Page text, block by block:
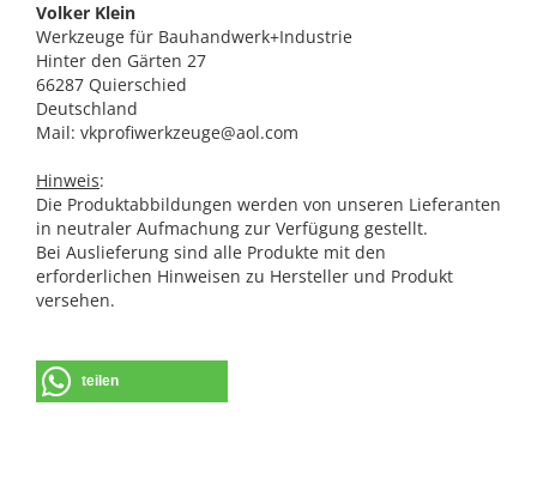
Volker Klein
Werkzeuge für Bauhandwerk+Industrie
Hinter den Gärten 27
66287 Quierschied
Deutschland
Mail: vkprofiwerkzeuge@aol.com
Hinweis:
Die Produktabbildungen werden von unseren Lieferanten
in neutraler Aufmachung zur Verfügung gestellt.
Bei Auslieferung sind alle Produkte mit den
erforderlichen Hinweisen zu Hersteller und Produkt
versehen.
teilen